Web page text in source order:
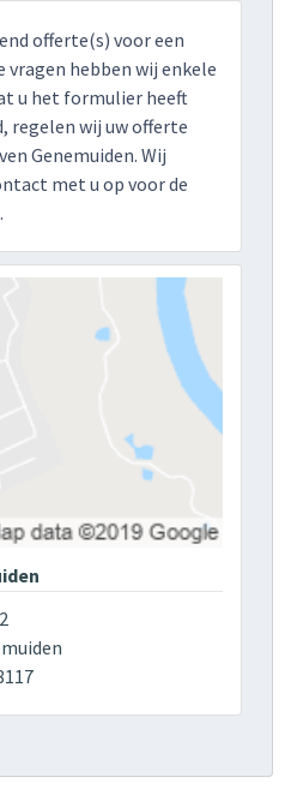
offerte(s) voor een
hebben wij enkele
u het formulier heeft
regelen wij uw offerte
Genemuiden. Wij
met u op voor de